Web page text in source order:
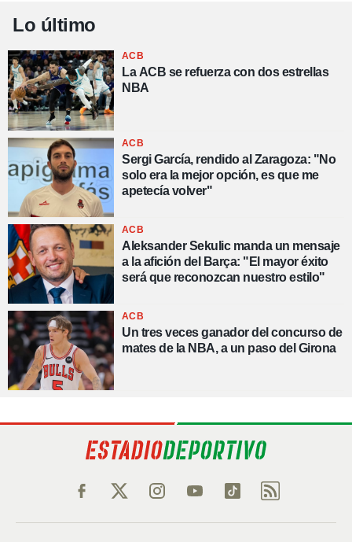
Lo último
ACB
La ACB se refuerza con dos estrellas
NBA
ACB
Sergi García, rendido al Zaragoza: "No
solo era la mejor opción, es que me
apetecía volver"
ACB
Aleksander Sekulic manda un mensaje
a la afición del Barça: "El mayor éxito
será que reconozcan nuestro estilo"
ACB
Un tres veces ganador del concurso de
mates de la NBA, a un paso del Girona